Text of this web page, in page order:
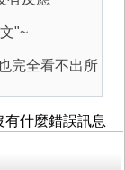
"~
完全看不出所
有什麼錯誤訊息